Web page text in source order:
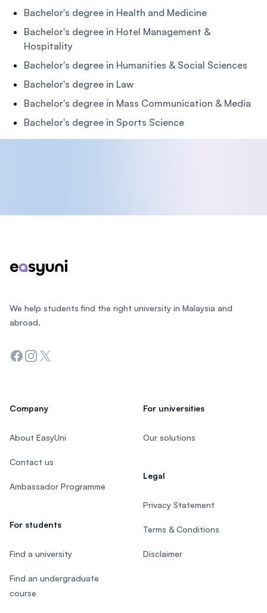
Bachelor's degree in Health and Medicine
Bachelor's degree in Hotel Management &
Hospitality
Bachelor's degree in Humanities & Social Sciences
Bachelor's degree in Law
Bachelor's degree in Mass Communication & Media
Bachelor's degree in Sports Science
We help students find the right university in Malaysia and
abroad.
Facebook
Instagram
Twitter
Company
About EasyUni
Contact us
Ambassador Programme
For students
Find a university
Find an undergraduate
course
For universities
Our solutions
Legal
Privacy Statement
Terms & Conditions
Disclaimer